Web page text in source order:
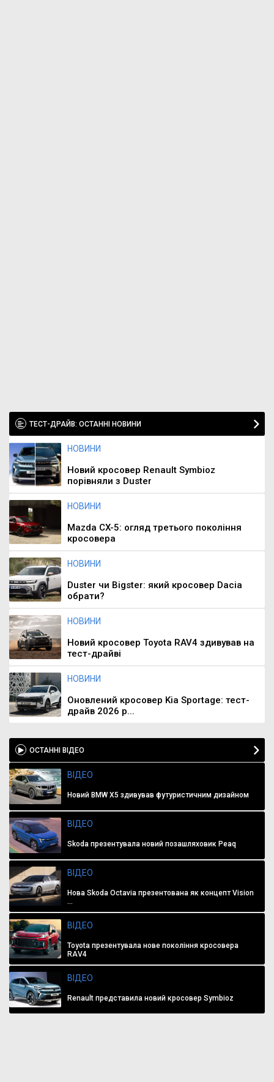
ТЕСТ-ДРАЙВ: ОСТАННІ НОВИНИ
НОВИНИ
Новий кросовер Renault Symbioz
порівняли з Duster
НОВИНИ
Mazda CX-5: огляд третього покоління
кросовера
НОВИНИ
Duster чи Bigster: який кросовер Dacia
обрати?
НОВИНИ
Новий кросовер Toyota RAV4 здивував на
тест-драйві
НОВИНИ
Оновлений кросовер Kia Sportage: тест-
драйв 2026 р...
ОСТАННІ ВІДЕО
ВІДЕО
Новий BMW X5 здивував футуристичним дизайном
ВІДЕО
Skoda презентувала новий позашляховик Peaq
ВІДЕО
Нова Skoda Octavia презентована як концепт Vision
...
ВІДЕО
Toyota презентувала нове покоління кросовера
RAV4
ВІДЕО
Renault представила новий кросовер Symbioz